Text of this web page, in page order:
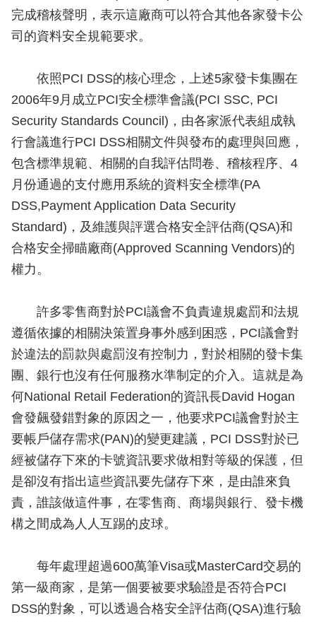
完成稽核聲明，表示這廠商可以符合其他各家發卡公
司的資料安全規範要求。
依照PCI DSS的核心理念，上述5家發卡集團在
2006年9月成立PCI安全標準會議(PCI SSC, PCI
Security Standards Council)，由各家派代表組成執
行會議進行PCI DSS相關文件與發布的處理與回應，
包含標準規範、相關的自我評估問卷、稽核程序、4
月份通過的支付應用系統的資料安全標準(PA
DSS,Payment Application Data Security
Standard)，及維護與評選合格安全評估商(QSA)和
合格安全掃瞄廠商(Approved Scanning Vendors)的
權力。
許多零售商對於PCI議會不負責違規處罰和法規
遵循依據的相關決策置身事外感到困惑，PCI議會對
於違法的罰款與處罰沒有控制力，對於相關的發卡集
團、銀行也沒有任何服務水準制定的介入。這就是為
何National Retail Federation的資訊長David Hogan
會發飆發錯對象的原因之一，他要求PCI議會對於主
要帳戶儲存需求(PAN)的變更建議，PCI DSS對於已
經被儲存下來的卡號資訊要求做相對等級的保護，但
是卻沒有指出這些資訊要先儲存下來，是由誰來負
責，誰該做這件事，在零售商、商場與銀行、發卡機
構之間成為人人互踢的皮球。
每年處理超過600萬筆Visa或MasterCard交易的
第一級商家，是第一個要被要求驗證是否符合PCI
DSS的對象，可以透過合格安全評估商(QSA)進行驗